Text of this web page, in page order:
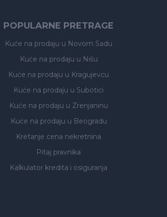
POPULARNE PRETRAGE
Kuće na prodaju u Novom Sadu
Kuće na prodaju u Nišu
Kuće na prodaju u Kragujevcu
Kuće na prodaju u Subotici
Kuće na prodaju u Zrenjaninu
Kuće na prodaju u Beogradu
Kretanje cena nekretnina
Pitaj pravnika
Kalkulator kredita i osiguranja